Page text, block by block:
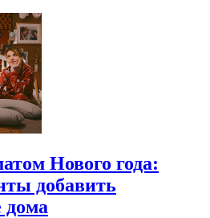
Нового года:
добавить
дома